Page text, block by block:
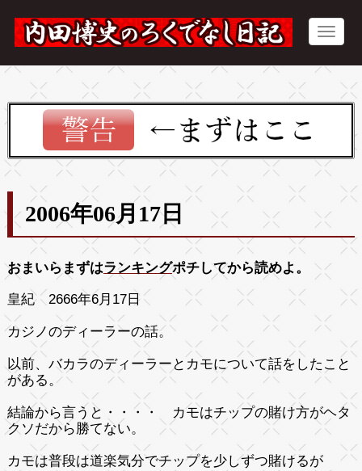
2006年06月17日
おまいらまずはランキングポチしてから読めよ。
皇紀 2666年6月17日
カジノのディーラーの話。
以前、バカラのディーラーとカモについて話をしたこと
がある。
結論から言うと・・・・ カモはチップの賭け方がヘタ
クソだから勝てない。
カモは普段は道楽気分でチップを少しずつ賭けるが